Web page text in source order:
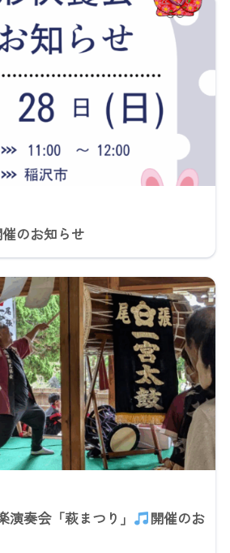
催のお知らせ
演奏会「萩まつり」
開催のお